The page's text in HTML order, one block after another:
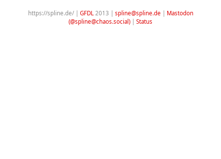
https://spline.de/ | GFDL 2013 | spline@spline.de | Mastodon
(@spline@chaos.social) | Status